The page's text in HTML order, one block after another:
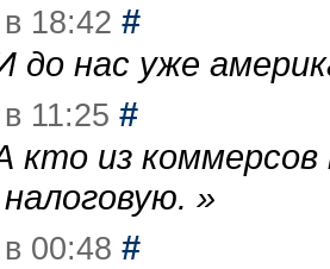
18:42 #
до нас уже
11:25 #
кто из
»
00:48 #